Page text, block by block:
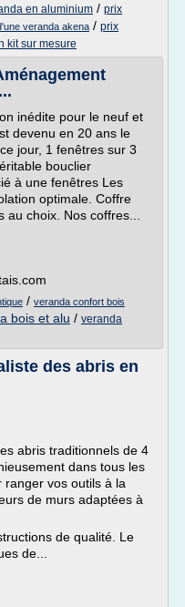
en aluminium / prix
veranda akena / prix
kit sur mesure
inédite pour le neuf et
devenu en 20 ans le
jour, 1 fenêtres sur 3
bouclier
à une fenêtres Les
optimale. Coffre
choix. Nos coffres...
/ veranda confort bois
bois et alu / veranda
des abris en
abris traditionnels de 4
dans tous les
ranger vos outils à la
de murs adaptées à
de qualité. Le
de...